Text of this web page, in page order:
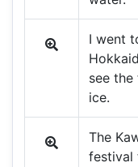
I went
see
ice.
The
festival